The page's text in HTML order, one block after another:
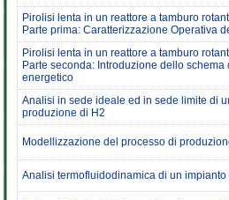
Pirolisi lenta in un reattore a tamburo
Parte prima: Caratterizzazione Operativa
Pirolisi lenta in un reattore a tamburo
Parte seconda: Introduzione dello
energetico
Analisi in sede ideale ed in sede limite di
produzione di H2
Modellizzazione del processo di
Analisi termofluidodinamica di un